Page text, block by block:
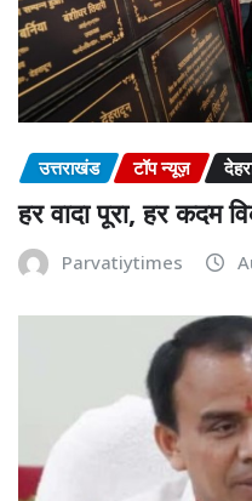
उत्तराखंड टॉप न्यूज़
हर वादा पूरा, हर कदम
Parvatiytimes